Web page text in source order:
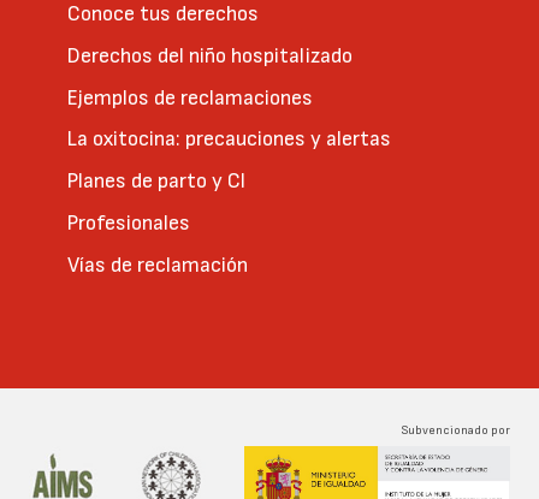
Conoce tus derechos
Derechos del niño hospitalizado
Ejemplos de reclamaciones
La oxitocina: precauciones y alertas
Planes de parto y CI
Profesionales
Vías de reclamación
Subvencionado por